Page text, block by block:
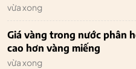
vừa xong
Giá vàng trong nước phân
cao hơn vàng miếng
vừa xong